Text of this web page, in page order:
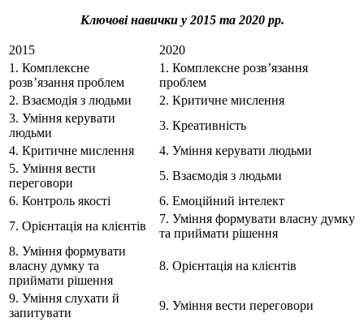
Ключові навички у 2015 та 2020 рр.
2015
2020
1. Комплексне
розв’язання проблем
1. Комплексне розв’язання
проблем
2. Взаємодія з людьми
2. Критичне мислення
3. Уміння керувати
людьми
3. Креативність
4. Критичне мислення
4. Уміння керувати людьми
5. Уміння вести
переговори
5. Взаємодія з людьми
6. Контроль якості
6. Емоційний інтелект
7. Орієнтація на клієнтів
7. Уміння формувати власну думку
та приймати рішення
8. Уміння формувати
власну думку та
приймати рішення
8. Орієнтація на клієнтів
9. Уміння слухати й
запитувати
9. Уміння вести переговори